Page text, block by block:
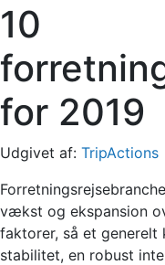
10
for 2019
Udgivet af: TripActions
vækst og ekspansion
faktorer, så et generelt
stabilitet, en robust